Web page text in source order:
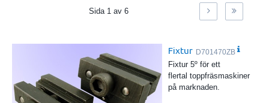
Sida 1 av 6
Fixtur D701470ZB
Fixtur 5º för ett
flertal toppfräsmaskiner
på marknaden.